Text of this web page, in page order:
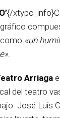
{/
«un
Arriaga
del teatro
José Luis